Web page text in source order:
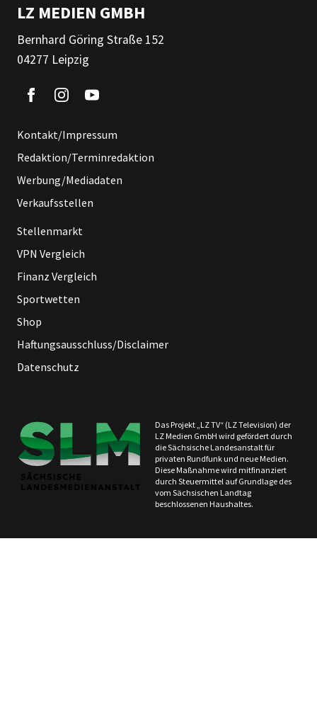
LZ MEDIEN GMBH
Bernhard Göring Straße 152
04277 Leipzig
Kontakt/Impressum
Redaktion/Terminredaktion
Werbung/Mediadaten
Verkaufsstellen
Stellenmarkt
VPN Vergleich
Finanz Vergleich
Sportwetten
Shop
Haftungsausschluss/Disclaimer
Datenschutz
Das Projekt „LZ TV“ (LZ Television) der
LZ Medien GmbH wird gefördert durch
die Sächsische Landesanstalt für
privaten Rundfunk und neue Medien.
Diese Maßnahme wird mitfinanziert
durch Steuermittel auf Grundlage des
vom Sächsischen Landtag
beschlossenen Haushaltes.